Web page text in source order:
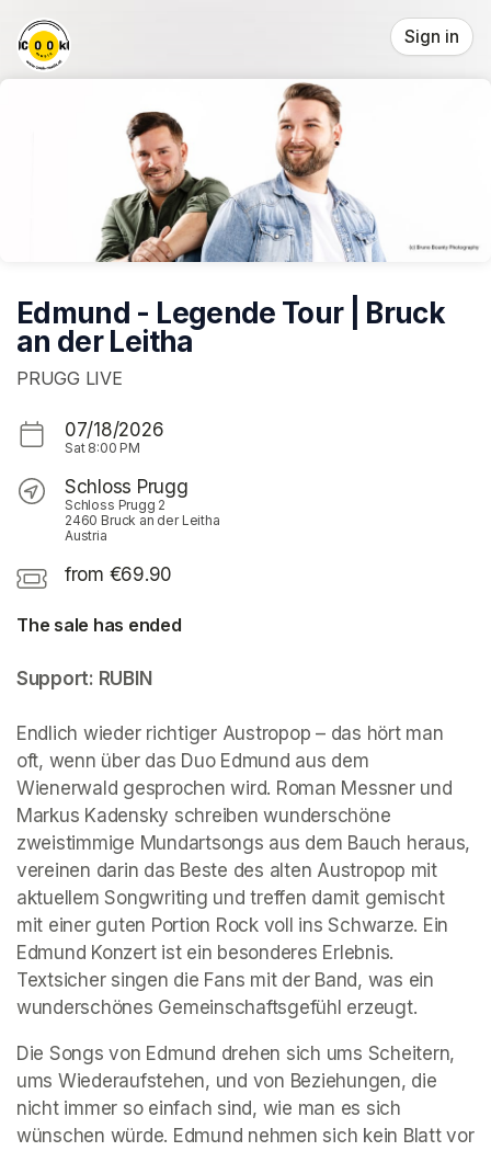
Sign in
Edmund - Legende Tour | Bruck
an der Leitha
PRUGG LIVE
07/18/2026
Sat 8:00 PM
Schloss Prugg
Schloss Prugg 2
2460 Bruck an der Leitha
Austria
from €69.90
The sale has ended
Support: RUBIN
Endlich wieder richtiger Austropop – das hört man
oft, wenn über das Duo Edmund aus dem
Wienerwald gesprochen wird. Roman Messner und
Markus Kadensky schreiben wunderschöne
zweistimmige Mundartsongs aus dem Bauch heraus,
vereinen darin das Beste des alten Austropop mit
aktuellem Songwriting und treffen damit gemischt
mit einer guten Portion Rock voll ins Schwarze. Ein
Edmund Konzert ist ein besonderes Erlebnis.
Textsicher singen die Fans mit der Band, was ein
wunderschönes Gemeinschaftsgefühl erzeugt.
Die Songs von Edmund drehen sich ums Scheitern,
ums Wiederaufstehen, und von Beziehungen, die
nicht immer so einfach sind, wie man es sich
wünschen würde. Edmund nehmen sich kein Blatt vor